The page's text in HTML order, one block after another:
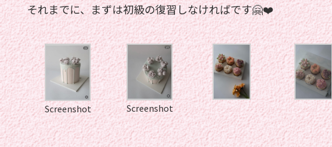
それまでに、まずは初級の復習しなければです🤗❤️
Screenshot Screenshot